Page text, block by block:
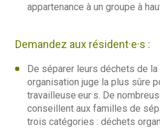
appartenance à un groupe à
Demandez aux résident·e·s :
De séparer leurs déchets de
organisation juge la plus sûre
travailleuse·eur·s. De
conseillent aux familles de
trois catégories : déchets